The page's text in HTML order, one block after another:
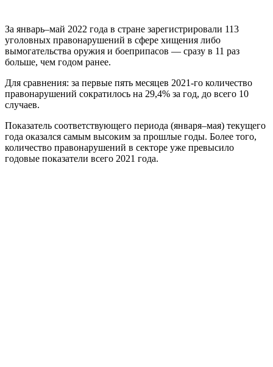
За январь–май 2022 года в стране зарегистрировали 113
уголовных правонарушений в сфере хищения либо
вымогательства оружия и боеприпасов — сразу в 11 раз
больше, чем годом ранее.
Для сравнения: за первые пять месяцев 2021-го количество
правонарушений сократилось на 29,4% за год, до всего 10
случаев.
Показатель соответствующего периода (января–мая) текущего
года оказался самым высоким за прошлые годы. Более того,
количество правонарушений в секторе уже превысило
годовые показатели всего 2021 года.